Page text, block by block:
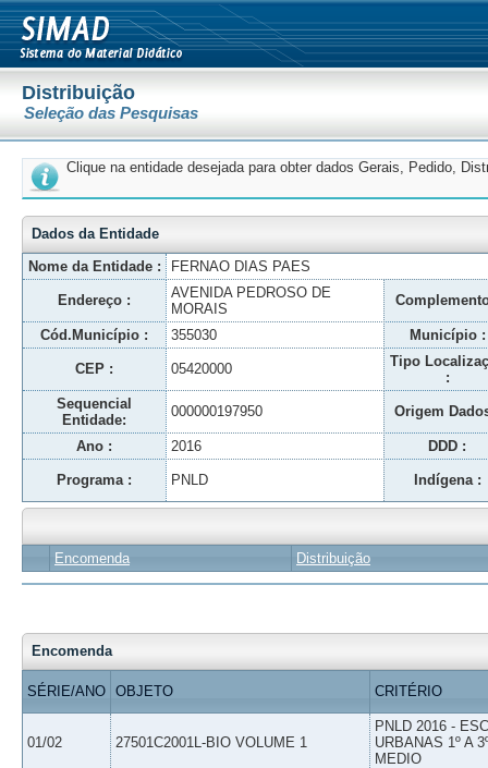
Distribuição
Seleção das Pesquisas
Clique na entidade desejada para obter dados Gerais, Pedido,
Dados da Entidade
Nome da Entidade :
FERNAO DIAS PAES
Endereço :
AVENIDA PEDROSO DE
MORAIS
Cód.Município : 355030 Município :
CEP : 05420000
Tipo
:
Sequencial
Entidade:
000000197950 Origem
Ano : 2016 DDD :
Programa : PNLD Indígena :
Encomenda Distribuição
Encomenda
SÉRIE/ANO OBJETO CRITÉRIO
01/02 27501C2001L-BIO VOLUME 1
PNLD 2016 -
URBANAS 1º A
MEDIO